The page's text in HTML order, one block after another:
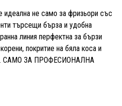
идеална не само за фризьори със
търсещи бърза и удобна
линия перфектна за бързи
покритие на бяла коса и
САМО ЗА ПРОФЕСИОНАЛНА